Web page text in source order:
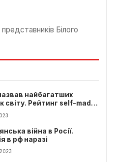
Білого
найбагатших
світу. Рейтинг self-made
війна в Росії.
в рф наразі